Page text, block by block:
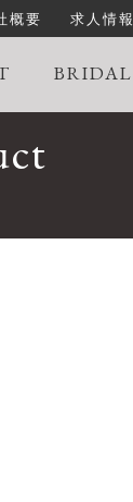
概要 求人情報
BRIDAL